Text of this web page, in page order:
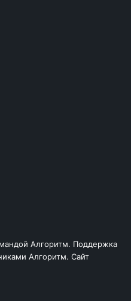
Алгоритм. Поддержка
Алгоритм. Сайт